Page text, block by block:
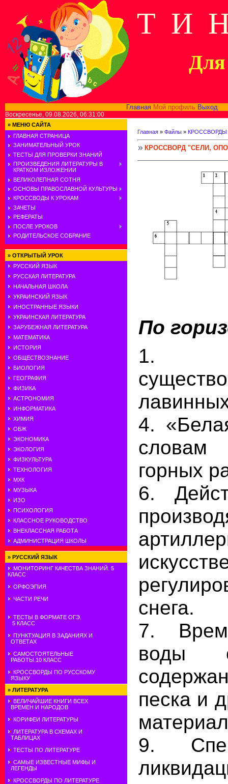
Т И
Для
Главная Мой профиль Выход
Воскресенье, 09.08.2026, 06:31:00
» МЕНЮ САЙТА
ГЛАВНАЯ СТРАНИЦА
ЗАНИМАТЕЛЬНЫЙ УРОК
ТЕСТЫ ДЛЯ ПРОВЕРКИ ЗНАНИЙ
ПРОИЗВЕДЕНИЯ ЛИТЕРАТУРЫ В
КРАТКОМ ИЗЛОЖЕНИИ
ВЕЛИКОЛЕПНАЯ СОТНЯ
ОСНОВЫ ПРАВОСЛАВНОЙ КУЛЬТУРЫ
КРОССВОДЫ К УРОКАМ
ЗАЧЕТЫ
РЕФЕРАТЫ
ПОСЛЕ УРОКОВ
РОДИТЕЛЬСКОЕ СОБРАНИЕ
» ОТКРЫТЫЙ УРОК
РУССКИЙ ЯЗЫК
РУССКАЯ ЛИТЕРАТУРА
НАЧАЛЬНАЯ ШКОЛА
УКРАИНСКИЙ ЯЗЫК
ИНОСТРАННЫЕ ЯЗЫКИ
УКРАИНСКАЯ ЛИТЕРАТУРА
ЗАРУБЕЖНАЯ ЛИТЕРАТУРА
МАТЕМАТИКА
ИСТОРИЯ
ОБЩЕСТВОЗНАНИЕ
БИОЛОГИЯ
ГЕОГРАФИЯ
ФИЗИКА
АСТРОНОМИЯ
ИНФОРМАТИКА
ХИМИЯ
ОБЖ
ЭКОНОМИКА
ЭКОЛОГИЯ
ФИЗКУЛЬТУРА
ТЕХНОЛОГИЯ
МХК
МУЗЫКА
ИЗО
ПСИХОЛОГИЯ
КЛАССНОЕ РУКОВОДСТВО
ВНЕКЛАССНАЯ РАБОТА
АДМИНИСТРАЦИЯ ШКОЛЫ
» РУССКИЙ ЯЗЫК
МОНИТОРИНГ КАЧЕСТВА ЗНАНИЙ. 5
КЛАСС
ОРФОЭПИЯ
ЧАСТИ РЕЧИ
ТЕСТЫ В ФОРМАТЕ ОГЭ.
5 КЛАСС
ПУНКТУАЦИЯ В ЗАДАНИЯХ И
ОТВЕТАХ
САМОСТОЯТЕЛЬНЫЕ
РАБОТЫ.10 КЛАСС
КРОССВОРДЫ ПО РУССКОМУ
ЯЗЫКУ
» ЛИТЕРАТУРА
ВЕЛИЧАЙШИЕ КНИГИ ВСЕХ
ВРЕМЕН И НАРОДОВ
КОРИФЕИ ЛИТЕРАТУРЫ
ЛИТЕРАТУРА В СХЕМАХ И
ТАБЛИЦАХ
ТЕСТЫ ПО ЛИТЕРАТУРЕ
САМЫЕ ИЗВЕСТНЫЕ МИФЫ И
ЛЕГЕНДЫ
КРОССВОРДЫ ПО ЛИТЕРАТУРЕ
Главная » Файлы » КРОССВОРДЫ
КРОССВОРД "СЕЛИ,
По
1.
4.
горных
6.
снега.
7.
воды
песка и
9.